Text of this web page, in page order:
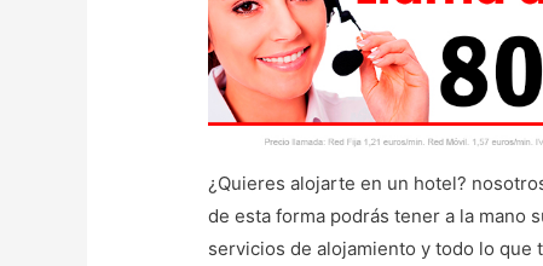
¿Quieres alojarte en un hotel?
de esta forma podrás tener a la mano
servicios de alojamiento y todo lo